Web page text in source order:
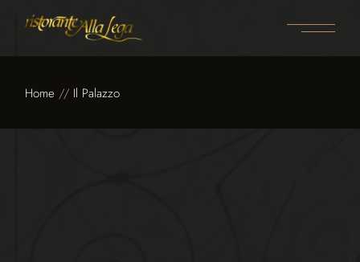
Home Il Palazzo